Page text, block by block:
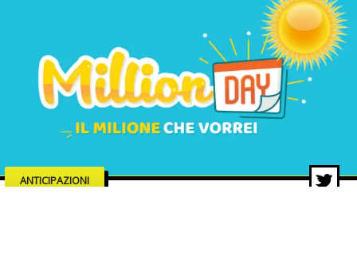
ANTICIPAZIONI